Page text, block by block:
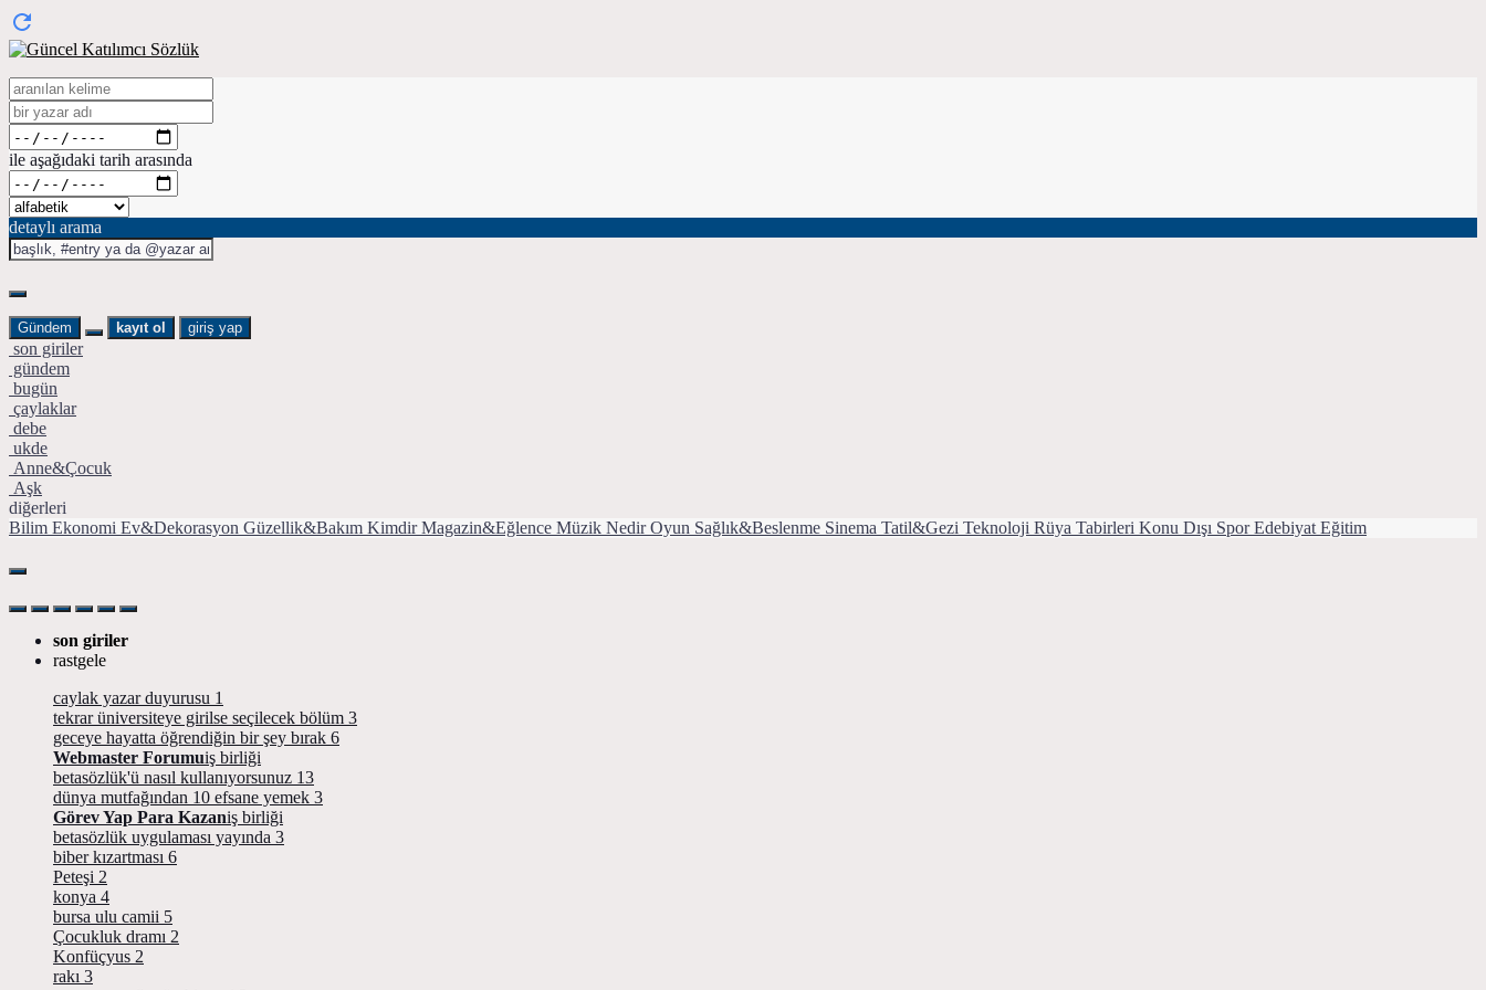
ile aşağıdaki tarih arasında
detaylı arama
Gündem kayıt ol giriş yap
son giriler
gündem
bugün
çaylaklar
debe
ukde
Anne&Çocuk
Aşk
diğerleri
Bilim Ekonomi Ev&Dekorasyon Güzellik&Bakım Kimdir Magazin&Eğlence Müzik Nedir Oyun Sağlık&Beslenme Sinema Tatil&Gezi Teknoloji Rüya Tabirleri Konu Dışı Spor Edebiyat Eğitim
son giriler
rastgele
caylak yazar duyurusu 1
tekrar üniversiteye girilse seçilecek bölüm 3
geceye hayatta öğrendiğin bir şey bırak 6
Webmaster Forumuiş birliği
betasözlük'ü nasıl kullanıyorsunuz 13
dünya mutfağından 10 efsane yemek 3
Görev Yap Para Kazaniş birliği
betasözlük uygulaması yayında 3
biber kızartması 6
Peteşi 2
konya 4
bursa ulu camii 5
Çocukluk dramı 2
Konfüçyus 2
rakı 3